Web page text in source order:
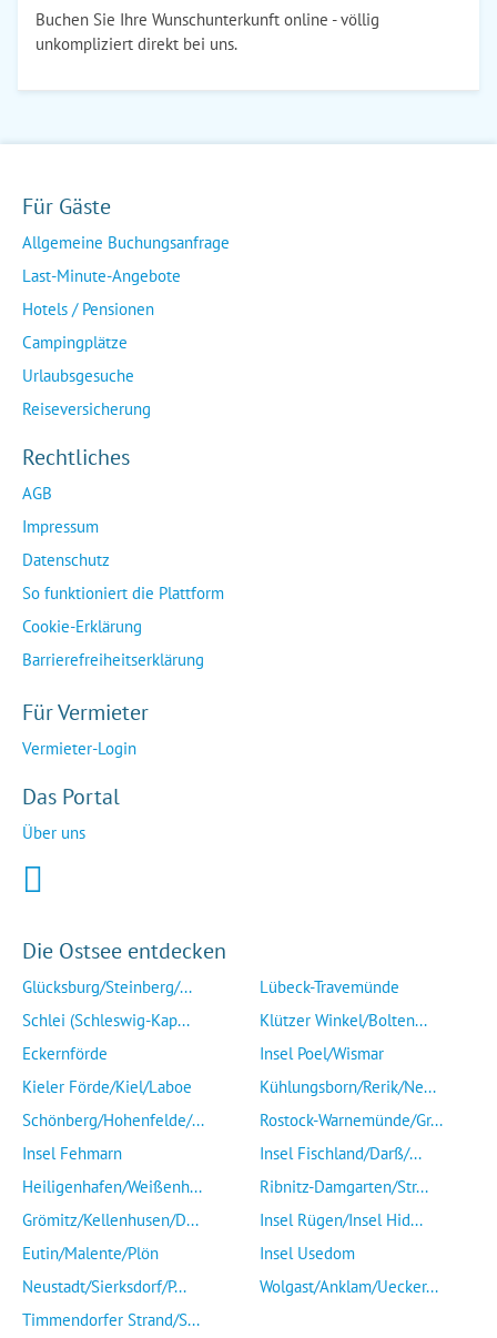
Buchen Sie Ihre Wunschunterkunft online - völlig
unkompliziert direkt bei uns.
Für Gäste
Allgemeine Buchungsanfrage
Last-Minute-Angebote
Hotels / Pensionen
Campingplätze
Urlaubsgesuche
Reiseversicherung
Rechtliches
AGB
Impressum
Datenschutz
So funktioniert die Plattform
Cookie-Erklärung
Barrierefreiheitserklärung
Für Vermieter
Vermieter-Login
Das Portal
Über uns
Die Ostsee entdecken
Glücksburg/Steinberg/...
Schlei (Schleswig-Kap...
Eckernförde
Kieler Förde/Kiel/Laboe
Schönberg/Hohenfelde/...
Insel Fehmarn
Heiligenhafen/Weißenh...
Grömitz/Kellenhusen/D...
Eutin/Malente/Plön
Neustadt/Sierksdorf/P...
Timmendorfer Strand/S...
Lübeck-Travemünde
Klützer Winkel/Bolten...
Insel Poel/Wismar
Kühlungsborn/Rerik/Ne...
Rostock-Warnemünde/Gr...
Insel Fischland/Darß/...
Ribnitz-Damgarten/Str...
Insel Rügen/Insel Hid...
Insel Usedom
Wolgast/Anklam/Uecker...